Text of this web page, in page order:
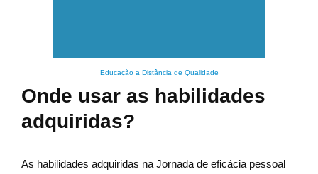
Educação a Distância de Qualidade
Onde usar as habilidades
adquiridas?
As habilidades adquiridas na Jornada de eficácia pessoal